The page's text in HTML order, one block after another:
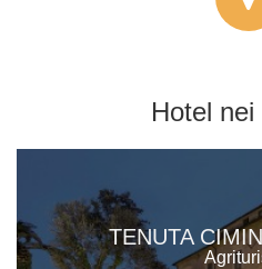
Hotel nei
TENUTA